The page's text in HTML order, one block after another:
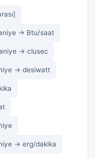
→ Btu/saat
→ clusec
→ desiwatt
→ erg/dakika